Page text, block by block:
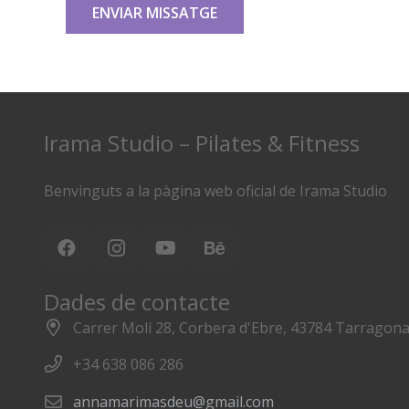
ENVIAR MISSATGE
Irama Studio – Pilates & Fitness
Benvinguts a la pàgina web oficial de Irama Studio
Dades de contacte
Carrer Molí 28, Corbera d'Ebre, 43784 Tarragona
+34 638 086 286
annamarimasdeu@gmail.com